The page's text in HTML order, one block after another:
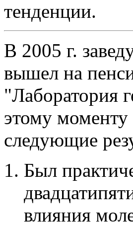
тенденции.
В 2005 г.
вышел на
"Лаборатория
этому
следующие
Был
влияния